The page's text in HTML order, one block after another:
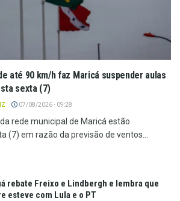
até 90 km/h faz Maricá suspender aulas
sexta (7)
07/08/2026 - 09:28
rede municipal de Maricá estão
(7) em razão da previsão de ventos...
rebate Freixo e Lindbergh e lembra que
esteve com Lula e o PT